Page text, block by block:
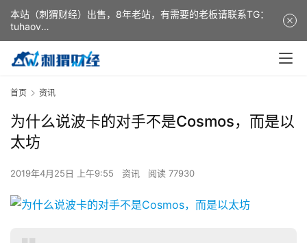
首页 资讯
为什么说波卡的对手不是Cosmos，而是以
太坊
2019年4月25日 上午9:55 资讯 阅读 77930
本站（刺猬财经）出售，8年老站，有需要的老板请联系TG：
tuhaov
This website (ciweicaijing) is for sale. It is a 8-year-old
website. If you need it, please contact TG: tuhaov